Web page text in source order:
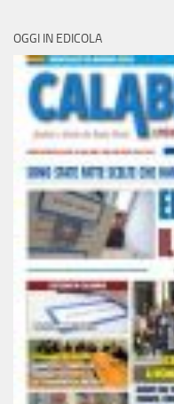
OGGI IN EDICOLA